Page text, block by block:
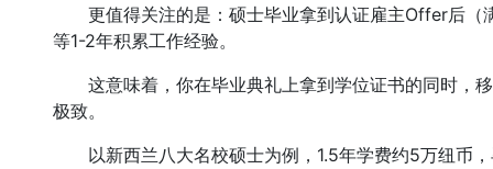
更值得关注的是：硕士毕业拿到认证雇主Offer后（
等1-2年积累工作经验。
这意味着，你在毕业典礼上拿到学位证书的同时，
极致。
以新西兰八大名校硕士为例，1.5年学费约5万纽币